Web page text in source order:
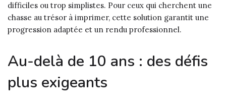
difficiles ou trop simplistes. Pour ceux qui cherchent une
chasse au trésor à imprimer, cette solution garantit une
progression adaptée et un rendu professionnel.
Au-delà de 10 ans : des défis
plus exigeants